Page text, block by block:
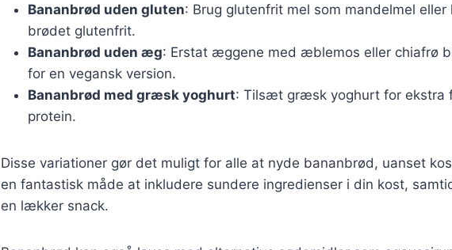
Bananbrød uden gluten: Brug glutenfrit mel som mandelmel
brødet glutenfrit.
Bananbrød uden æg: Erstat æggene med æblemos eller chiafrø
for en vegansk version.
Bananbrød med græsk yoghurt: Tilsæt græsk yoghurt for ekstra
protein.
Disse variationer gør det muligt for alle at nyde bananbrød, uanset
en fantastisk måde at inkludere sundere ingredienser i din kost,
en lækker snack.